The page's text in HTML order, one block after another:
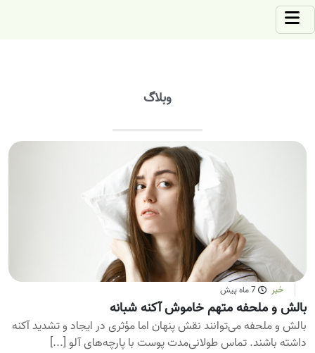
وبلاگ
خبر 7 ماه پیش
بالش و ملحفه متهم خاموش آکنه شبانه
بالش و ملحفه می‌توانند نقش پنهان اما مؤثری در ایجاد و تشدید آکنه
داشته باشند. تماس طولانی‌مدت پوست با پارچه‌های آلو [...]